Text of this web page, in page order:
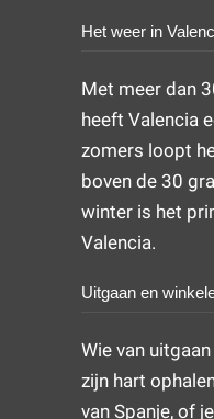
Het weer in
Met meer dan
heeft Valencia
zomers loopt
boven de 30
winter is het
Valencia.
Uitgaan en
Wie van
zijn hart
van Spanje, of